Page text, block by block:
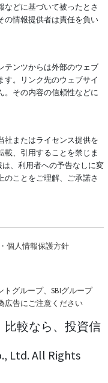
などに基づいて被ったとさ
の情報提供者は責任を負い
テンツからは外部のウェブ
す。リンク先のウェブサイ
。その内容の信頼性などに
社またはライセンス提供を
、引用することを禁じま
、利用者への予告なしに変
のことをご理解、ご承諾さ
・ 個人情報保護方針
グループ、SBIグループ
広告にご注意ください
比較なら、投資信
Ltd. All Rights